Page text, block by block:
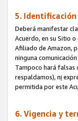
5.
Deberá manifestar
Acuerdo, en su Sitio
Afiliado de Amazon,
ninguna
Tampoco hará falsas
respaldamos), ni
permitida por este
6. Vigencia y